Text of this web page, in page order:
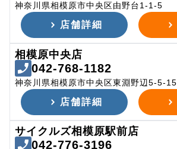
神奈川県相模原市中央区由野台1-1-5
店舗詳細
相模原中央店
042-768-1182
神奈川県相模原市中央区東淵野辺5-5-15
店舗詳細
サイクルズ相模原駅前店
042-776-3196